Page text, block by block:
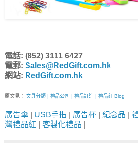
電話: (852) 3111 6427
電郵: Sales@RedGift.com.hk
網站: RedGift.com.hk
原文見： 文具分類 | 禮品公司 | 禮品訂造 | 禮品紅 Blog
廣告傘 USB手指 廣告杯 紀念品
灣禮品紅
客製化禮品